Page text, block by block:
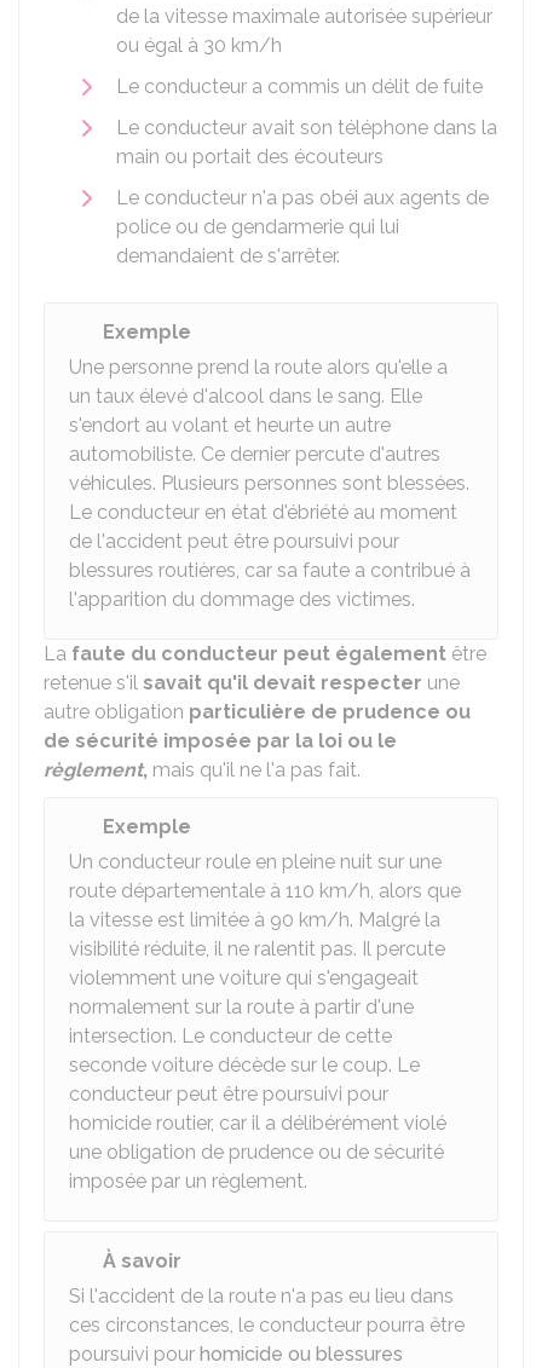
de la vitesse maximale autorisée supérieur
ou égal à 30 km/h
Le conducteur a commis un délit de fuite
Le conducteur avait son téléphone dans la
main ou portait des écouteurs
Le conducteur n'a pas obéi aux agents de
police ou de gendarmerie qui lui
demandaient de s'arrêter.
Exemple
Une personne prend la route alors qu'elle a
un taux élevé d'alcool dans le sang. Elle
s'endort au volant et heurte un autre
automobiliste. Ce dernier percute d'autres
véhicules. Plusieurs personnes sont blessées.
Le conducteur en état d'ébriété au moment
de l'accident peut être poursuivi pour
blessures routières, car sa faute a contribué à
l'apparition du dommage des victimes.
La faute du conducteur peut également être
retenue s'il savait qu'il devait respecter une
autre obligation particulière de prudence ou
de sécurité imposée par la loi ou le
règlement, mais qu'il ne l'a pas fait.
Exemple
Un conducteur roule en pleine nuit sur une
route départementale à 110 km/h, alors que
la vitesse est limitée à 90 km/h. Malgré la
visibilité réduite, il ne ralentit pas. Il percute
violemment une voiture qui s'engageait
normalement sur la route à partir d'une
intersection. Le conducteur de cette
seconde voiture décède sur le coup. Le
conducteur peut être poursuivi pour
homicide routier, car il a délibérément violé
une obligation de prudence ou de sécurité
imposée par un règlement.
À savoir
Si l'accident de la route n'a pas eu lieu dans
ces circonstances, le conducteur pourra être
poursuivi pour homicide ou blessures